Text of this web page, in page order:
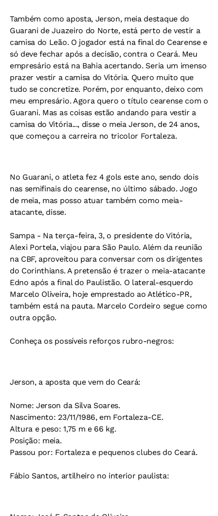
Também como aposta, Jerson, meia destaque do
Guarani de Juazeiro do Norte, está perto de vestir a
camisa do Leão. O jogador está na final do Cearense e
só deve fechar após a decisão, contra o Ceará. Meu
empresário está na Bahia acertando. Seria um imenso
prazer vestir a camisa do Vitória. Quero muito que
tudo se concretize. Porém, por enquanto, deixo com
meu empresário. Agora quero o título cearense com o
Guarani. Mas as coisas estão andando para vestir a
camisa do Vitória..., disse o meia Jerson, de 24 anos,
que começou a carreira no tricolor Fortaleza.
No Guarani, o atleta fez 4 gols este ano, sendo dois
nas semifinais do cearense, no último sábado. Jogo
de meia, mas posso atuar também como meia-
atacante, disse.
Sampa - Na terça-feira, 3, o presidente do Vitória,
Alexi Portela, viajou para São Paulo. Além da reunião
na CBF, aproveitou para conversar com os dirigentes
do Corinthians. A pretensão é trazer o meia-atacante
Edno após a final do Paulistão. O lateral-esquerdo
Marcelo Oliveira, hoje emprestado ao Atlético-PR,
também está na pauta. Marcelo Cordeiro segue como
outra opção.
Conheça os possíveis reforços rubro-negros:
Jerson, a aposta que vem do Ceará:
Nome: Jerson da Silva Soares.
Nascimento: 23/11/1986, em Fortaleza-CE.
Altura e peso: 1,75 m e 66 kg.
Posição: meia.
Passou por: Fortaleza e pequenos clubes do Ceará.
Fábio Santos, artilheiro no interior paulista: